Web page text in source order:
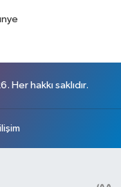
hakkı saklıdır.